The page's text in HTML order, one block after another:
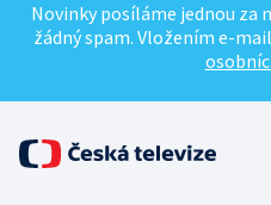
Novinky posíláme jednou za
žádný spam. Vložením e-